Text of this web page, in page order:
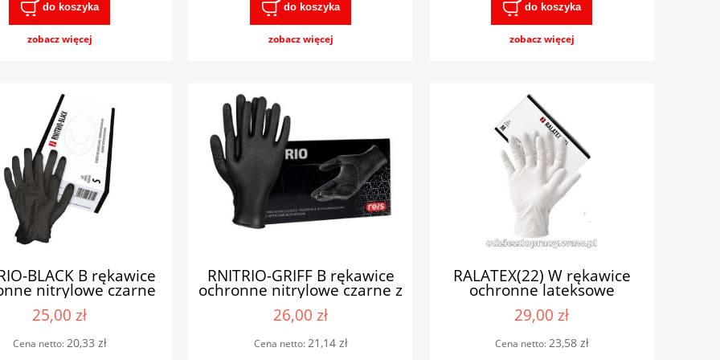
do koszyka
zobacz więcej
do koszyka
zobacz więcej
do koszyka
zobacz więcej
BLACK B rękawice
nitrylowe czarne
25,00 zł
Cena netto:20,33 zł
RNITRIO-GRIFF B rękawice
ochronne nitrylowe czarne z
teksturą
26,00 zł
Cena netto:21,14 zł
RALATEX(22) W rękawice
ochronne lateksowe
29,00 zł
Cena netto:23,58 zł